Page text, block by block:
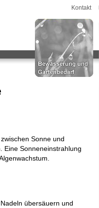
Kontakt
Sonne und
Eine Sonneneinstrahlung
übersäuern und